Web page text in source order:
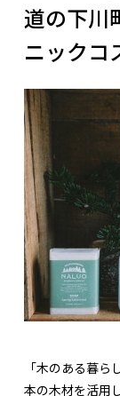
道の下川
ニックコ
「木のある暮
本の木材を活用